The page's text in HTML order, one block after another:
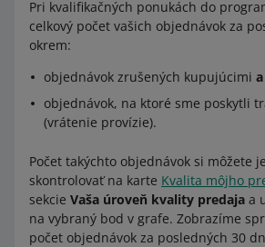
Pri kvalifikačných ponukách do
celkový počet vašich objednávok za
okrem:
objednávok zrušených kupujúcimi a
objednávok, na ktoré sme poskytli
(vrátenie provízie).
Počet takýchto objednávok si môžete
skontrolovať na karte Kvalita môjho
sekcie Vaša úroveň kvality predaja a
na vybraný bod v grafe. Zobrazíme
počet objednávok za posledných 30